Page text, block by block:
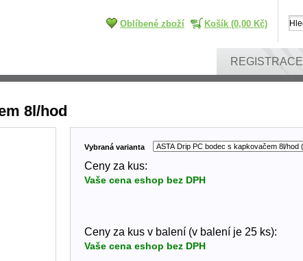
Oblíbené zboží Košík (0,00 Kč)
REGISTRACE
8l/hod
Vybraná varianta
Ceny za kus:
Vaše cena eshop bez DPH
Ceny za kus v balení (v balení je 25 ks):
Vaše cena eshop bez DPH